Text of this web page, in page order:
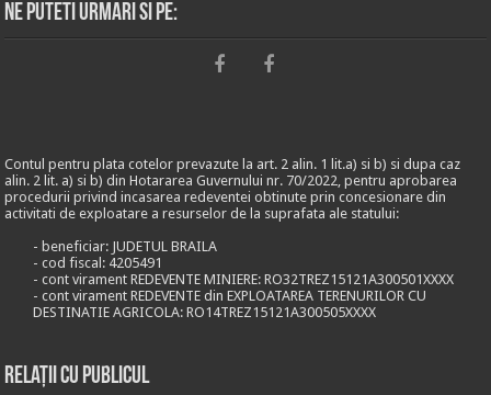
Ne puteti urmari si pe:
Contul pentru plata cotelor prevazute la art. 2 alin. 1 lit.a) si b) si dupa caz
alin. 2 lit. a) si b) din Hotararea Guvernului nr. 70/2022, pentru aprobarea
procedurii privind incasarea redeventei obtinute prin concesionare din
activitati de exploatare a resurselor de la suprafata ale statului:
- beneficiar: JUDETUL BRAILA
- cod fiscal: 4205491
- cont virament REDEVENTE MINIERE: RO32TREZ15121A300501XXXX
- cont virament REDEVENTE din EXPLOATAREA TERENURILOR CU
DESTINATIE AGRICOLA: RO14TREZ15121A300505XXXX
Relații cu publicul